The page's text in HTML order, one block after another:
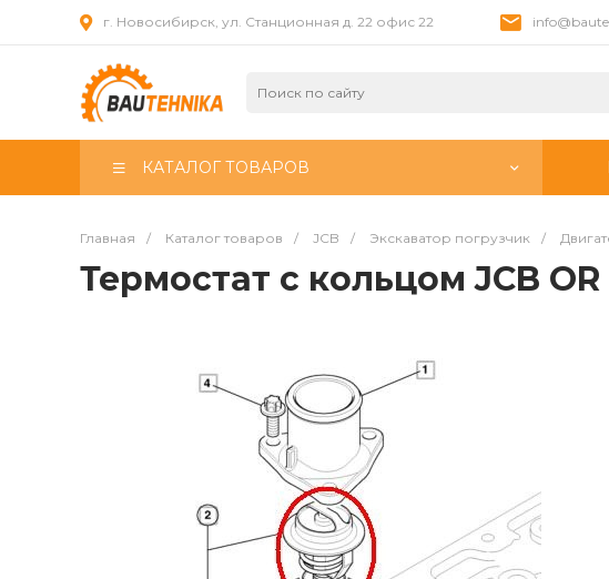
г. Новосибирск, ул. Станционная д. 22 офис 22
КАТАЛОГ ТОВАРОВ
Главная / Каталог товаров / JCB / Экскаватор погрузчик /
Термостат с кольцом JCB OR